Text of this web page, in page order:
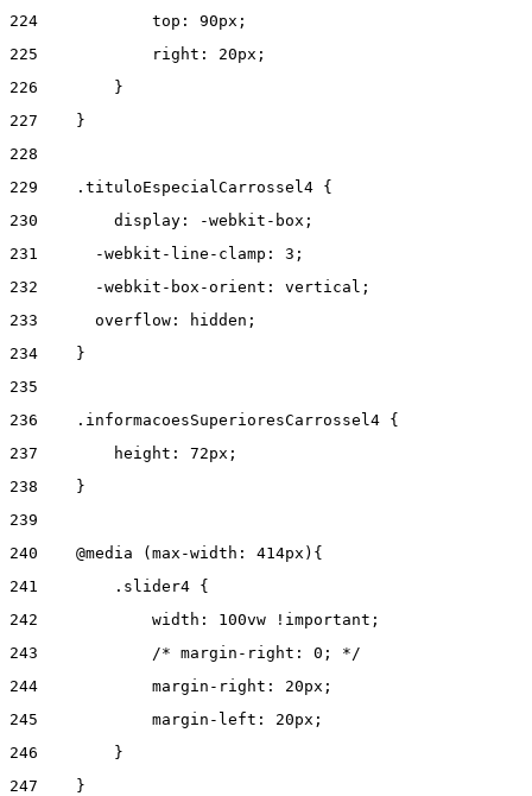
224
            top: 90px;
225
            right: 20px;
226
        }
227
    }
228
229
    .tituloEspecialCarrossel4 {
230
        display: -webkit-box;
231
      -webkit-line-clamp: 3;
232
      -webkit-box-orient: vertical;
233
      overflow: hidden;
234
    }
235
236
    .informacoesSuperioresCarrossel4 {
237
        height: 72px;
238
    }
239
240
    @media (max-width: 414px){
241
        .slider4 {
242
            width: 100vw !important;
243
            /* margin-right: 0; */
244
            margin-right: 20px;
245
            margin-left: 20px;
246
        }
247
    }